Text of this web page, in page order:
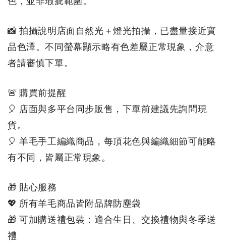
📸 拍攝說明店面自然光＋燈光拍攝，已盡量接近實
品色澤。不同螢幕顯示略有色差屬正常現象，介意
者請審慎下單。
🚨 購買前提醒
🎈 店面與多平台同步販售，下單前建議先詢問現
貨。
🎈 羊毛手工編織商品，每頂花色與編織細節可能略
有不同，皆屬正常現象。
🎁 貼心服務
💖 所有羊毛商品皆附品牌防塵袋
🎁 可加購送禮包裝：適合生日、交換禮物與冬季送
禮